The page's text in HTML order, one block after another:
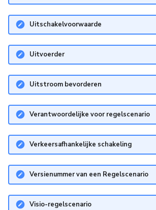
Uitschakelvoorwaarde
Uitvoerder
Uitstroom bevorderen
Verantwoordelijke voor regelscenario
Verkeersafhankelijke schakeling
Versienummer van een Regelscenario
Visio-regelscenario